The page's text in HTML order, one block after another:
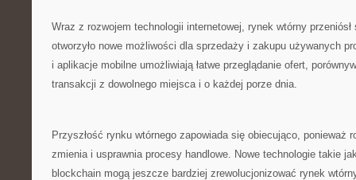
Wraz z rozwojem technologii internetowej, ⁣rynek wtórny
otworzyło ⁢nowe możliwości dla sprzedaży i ⁤zakupu używanych
i aplikacje mobilne umożliwiają łatwe przeglądanie ofert,
transakcji z dowolnego miejsca i o każdej porze dnia.
Przyszłość rynku wtórnego zapowiada ‍się obiecująco, ⁤ponieważ
zmienia i usprawnia procesy ⁤handlowe. Nowe​ technologie takie
blockchain mogą ⁢jeszcze bardziej zrewolucjonizować rynek